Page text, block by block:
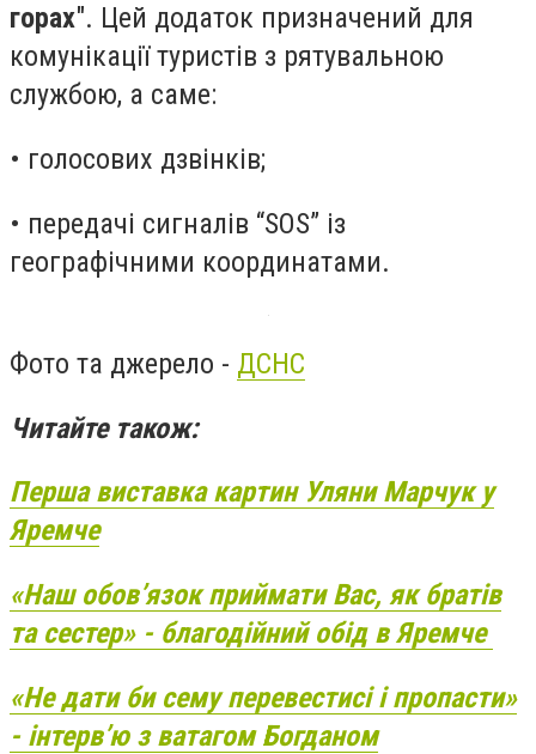
горах". Цей додаток призначений для
комунікації туристів з рятувальною
службою, а саме:
• голосових дзвінків;
• передачі сигналів “SOS” із
географічними координатами.
Фото та джерело - ДСНС
Читайте також:
Перша виставка картин Уляни Марчук у
Яремче
«Наш обов’язок приймати Вас, як братів
та сестер» - благодійний обід в Яремче
«Не дати би сему перевестисі і пропасти»
- інтервʼю з ватагом Богданом